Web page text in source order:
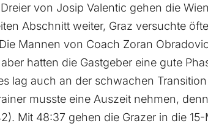
von Josip Valentic gehen die
Abschnitt weiter, Graz versuchte
Mannen von Coach Zoran
hatten die Gastgeber eine gute
lag auch an der schwachen
musste eine Auszeit nehmen,
Mit 48:37 gehen die Grazer in die